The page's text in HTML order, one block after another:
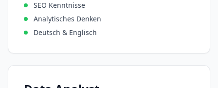
SEO Kenntnisse
Analytisches Denken
Deutsch & Englisch